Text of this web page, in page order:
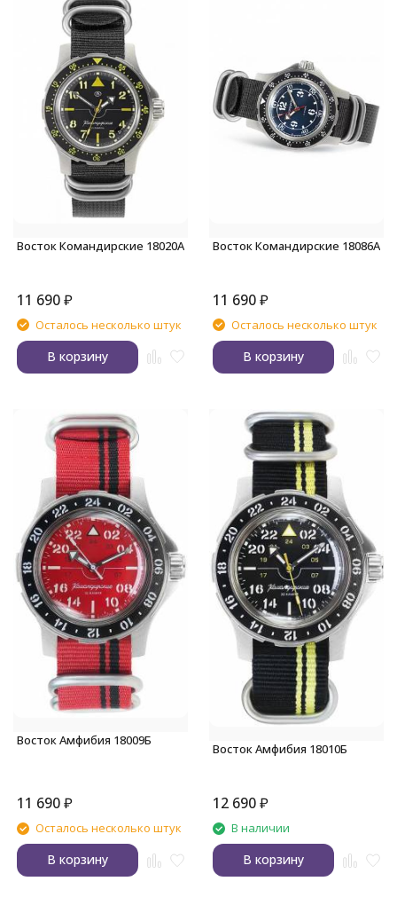
Восток Командирские 18020А
11 690₽
Осталось несколько штук
В корзину
Восток Командирские 18086А
11 690₽
Осталось несколько штук
В корзину
Восток Амфибия 18009Б
11 690₽
Осталось несколько штук
В корзину
Восток Амфибия 18010Б
12 690₽
В наличии
В корзину